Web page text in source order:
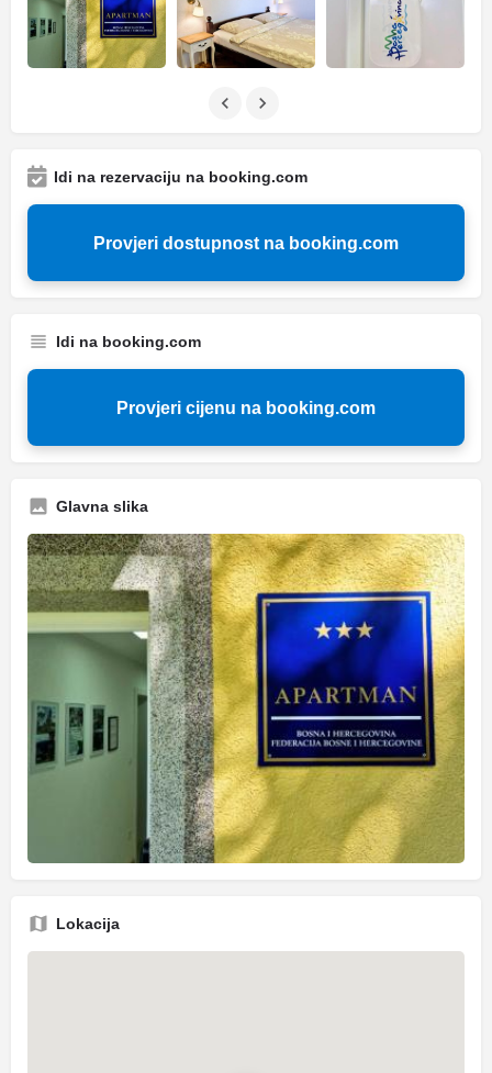
Idi na rezervaciju na booking.com
Provjeri dostupnost na booking.com
Idi na booking.com
Provjeri cijenu na booking.com
Glavna slika
Lokacija